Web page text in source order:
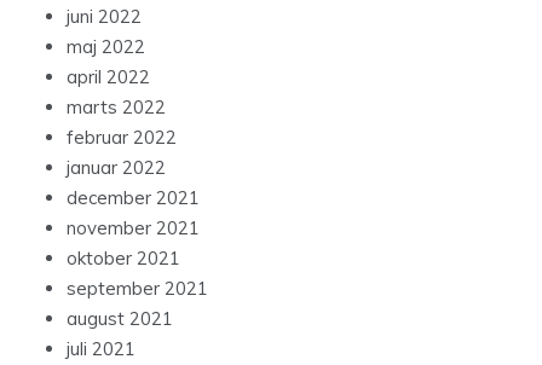
juni 2022
maj 2022
april 2022
marts 2022
februar 2022
januar 2022
december 2021
november 2021
oktober 2021
september 2021
august 2021
juli 2021